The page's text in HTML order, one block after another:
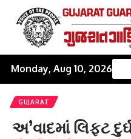
Monday, Aug 10, 2026
GUJARAT
અ’વાદમાં લિફ્ટ